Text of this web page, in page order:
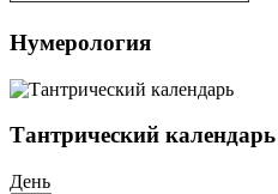
Нумерология
Тантрический календарь
День